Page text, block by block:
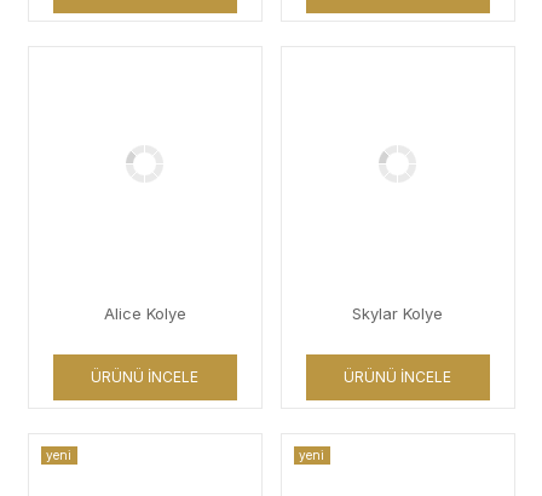
Alice Kolye
ÜRÜNÜ İNCELE
Skylar Kolye
ÜRÜNÜ İNCELE
yeni yeni